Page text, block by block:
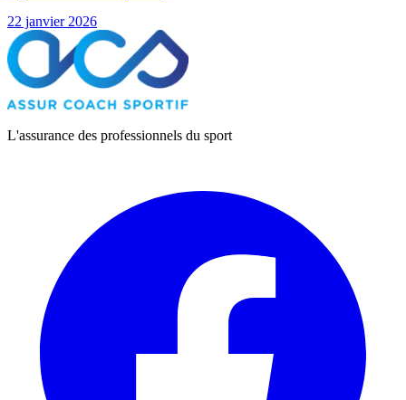
22 janvier 2026
L'assurance des professionnels du sport